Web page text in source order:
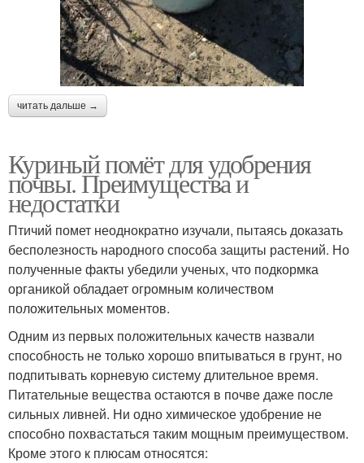
читать дальше →
Куриный помёт для удобрения
почвы. Преимущества и
недостатки
Птичий помет неоднократно изучали, пытаясь доказать
бесполезность народного способа защиты растений. Но
полученные факты убедили ученых, что подкормка
органикой обладает огромным количеством
положительных моментов.
Одним из первых положительных качеств назвали
способность не только хорошо впитываться в грунт, но
подпитывать корневую систему длительное время.
Питательные вещества остаются в почве даже после
сильных ливней. Ни одно химическое удобрение не
способно похвастаться таким мощным преимуществом.
Кроме этого к плюсам относятся: